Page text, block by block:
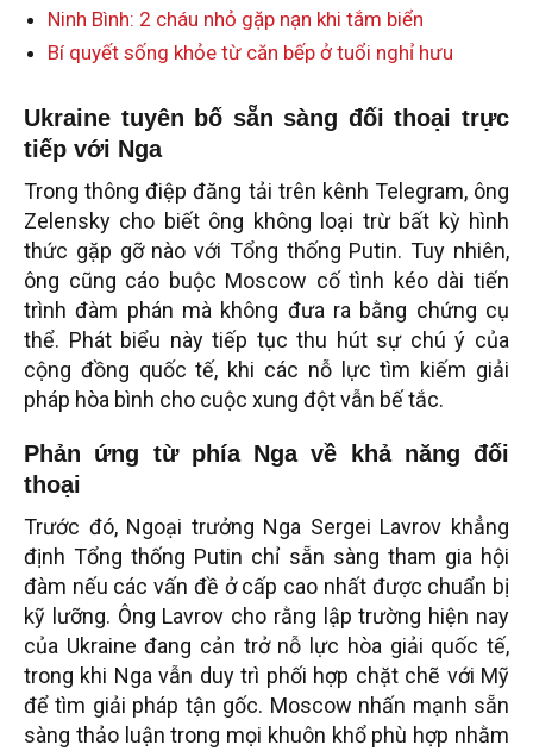
Ninh Bình: 2 cháu nhỏ gặp nạn khi tắm biển
Bí quyết sống khỏe từ căn bếp ở tuổi nghỉ hưu
Ukraine tuyên bố sẵn sàng đối thoại trực
tiếp với Nga
Trong thông điệp đăng tải trên kênh Telegram, ông
Zelensky cho biết ông không loại trừ bất kỳ hình
thức gặp gỡ nào với Tổng thống Putin. Tuy nhiên,
ông cũng cáo buộc Moscow cố tình kéo dài tiến
trình đàm phán mà không đưa ra bằng chứng cụ
thể. Phát biểu này tiếp tục thu hút sự chú ý của
cộng đồng quốc tế, khi các nỗ lực tìm kiếm giải
pháp hòa bình cho cuộc xung đột vẫn bế tắc.
Phản ứng từ phía Nga về khả năng đối
thoại
Trước đó, Ngoại trưởng Nga Sergei Lavrov khẳng
định Tổng thống Putin chỉ sẵn sàng tham gia hội
đàm nếu các vấn đề ở cấp cao nhất được chuẩn bị
kỹ lưỡng. Ông Lavrov cho rằng lập trường hiện nay
của Ukraine đang cản trở nỗ lực hòa giải quốc tế,
trong khi Nga vẫn duy trì phối hợp chặt chẽ với Mỹ
để tìm giải pháp tận gốc. Moscow nhấn mạnh sẵn
sàng thảo luận trong mọi khuôn khổ phù hợp nhằm